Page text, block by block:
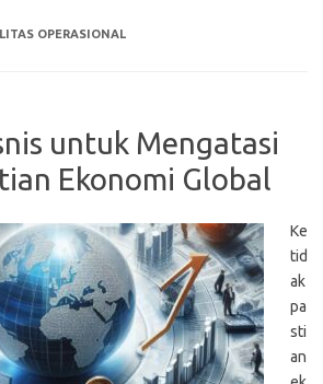
OPERASIONAL
untuk Mengatasi
Ekonomi Global
Ke
tid
ak
pa
sti
an